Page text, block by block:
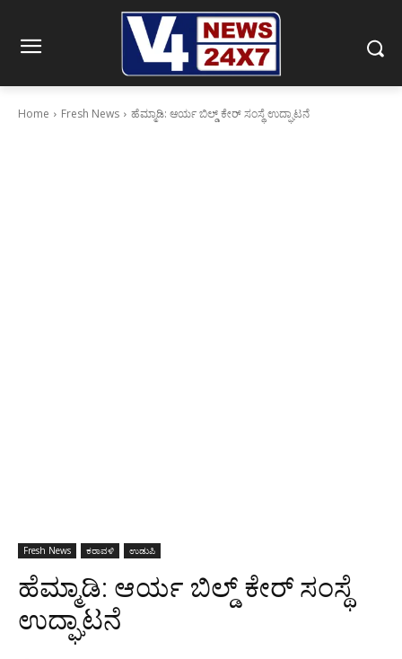
Home Fresh News ಹೆಮ್ಮಾಡಿ: ಆರ್ಯ ಬಿಲ್ಡ್ ಕೇರ್ ಸಂಸ್ಥೆ ಉದ್ಘಾಟನೆ
Fresh News ಕರಾವಳಿ ಉಡುಪಿ
ಹೆಮ್ಮಾಡಿ: ಆರ್ಯ ಬಿಲ್ಡ್ ಕೇರ್ ಸಂಸ್ಥೆ
ಉದ್ಘಾಟನೆ